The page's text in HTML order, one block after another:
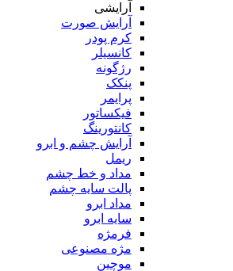
آرایشی
آرایش صورت
کرم پودر
کانسیلر
رژگونه
پنکک
پرایمر
فیکساتور
کانتورینگ
آرایش چشم و ابرو
ریمل
مداد و خط چشم
پالت سایه چشم
مداد ابرو
سایه ابرو
فرمژه
مژه مصنوعی
موچین